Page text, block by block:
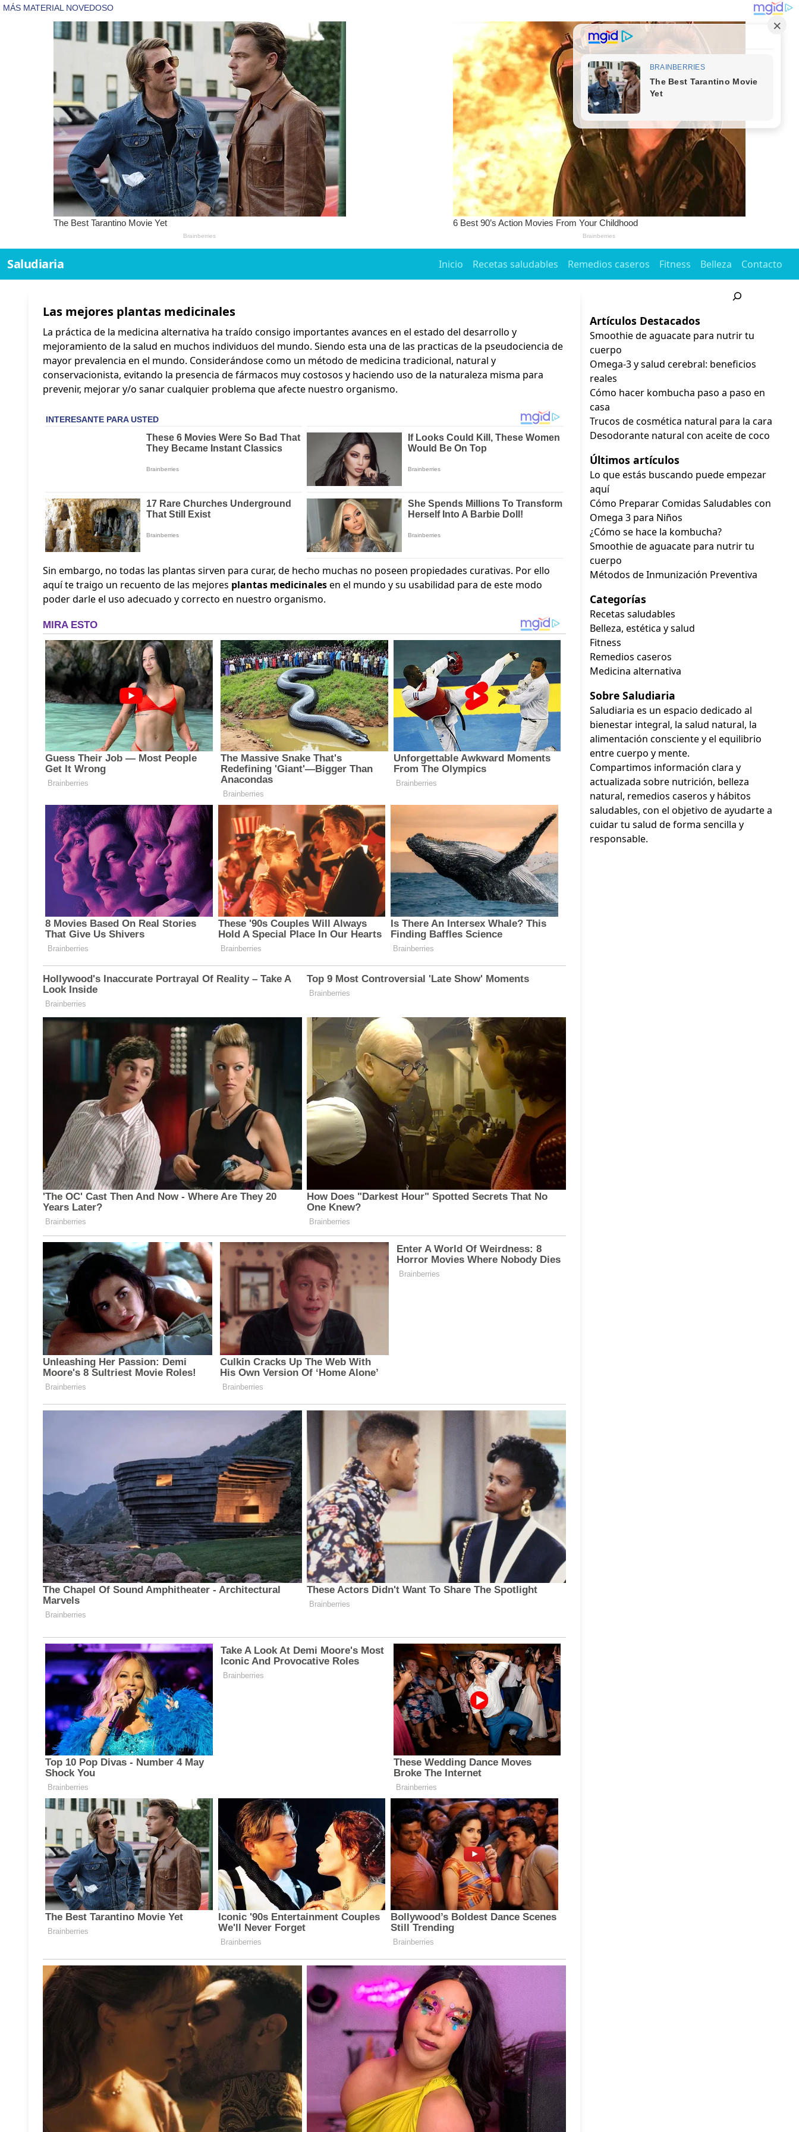
Saludiaria Inicio Recetas saludables Remedios caseros Fitness Belleza Contacto
Las mejores plantas medicinales
La práctica de la medicina alternativa ha traído consigo importantes avances en el estado del desarrollo y
mejoramiento de la salud en muchos individuos del mundo. Siendo esta una de las practicas de la pseudociencia de
mayor prevalencia en el mundo. Considerándose como un método de medicina tradicional, natural y
conservacionista, evitando la presencia de fármacos muy costosos y haciendo uso de la naturaleza misma para
prevenir, mejorar y/o sanar cualquier problema que afecte nuestro organismo.
Sin embargo, no todas las plantas sirven para curar, de hecho muchas no poseen propiedades curativas. Por ello
aquí te traigo un recuento de las mejores plantas medicinalesen el mundo y su usabilidad para de este modo
poder darle el uso adecuado y correcto en nuestro organismo.
Artículos Destacados
Smoothie de aguacate para nutrir tu
cuerpo
Omega-3 y salud cerebral: beneficios
reales
Cómo hacer kombucha paso a paso en
casa
Trucos de cosmética natural para la cara
Desodorante natural con aceite de coco
Últimos artículos
Lo que estás buscando puede empezar
aquí
Cómo Preparar Comidas Saludables con
Omega 3 para Niños
¿Cómo se hace la kombucha?
Smoothie de aguacate para nutrir tu
cuerpo
Métodos de Inmunización Preventiva
Categorías
Recetas saludables
Belleza, estética y salud
Fitness
Remedios caseros
Medicina alternativa
Sobre Saludiaria
Saludiaria es un espacio dedicado al
bienestar integral, la salud natural, la
alimentación consciente y el equilibrio
entre cuerpo y mente.
Compartimos información clara y
actualizada sobre nutrición, belleza
natural, remedios caseros y hábitos
saludables, con el objetivo de ayudarte a
cuidar tu salud de forma sencilla y
responsable.